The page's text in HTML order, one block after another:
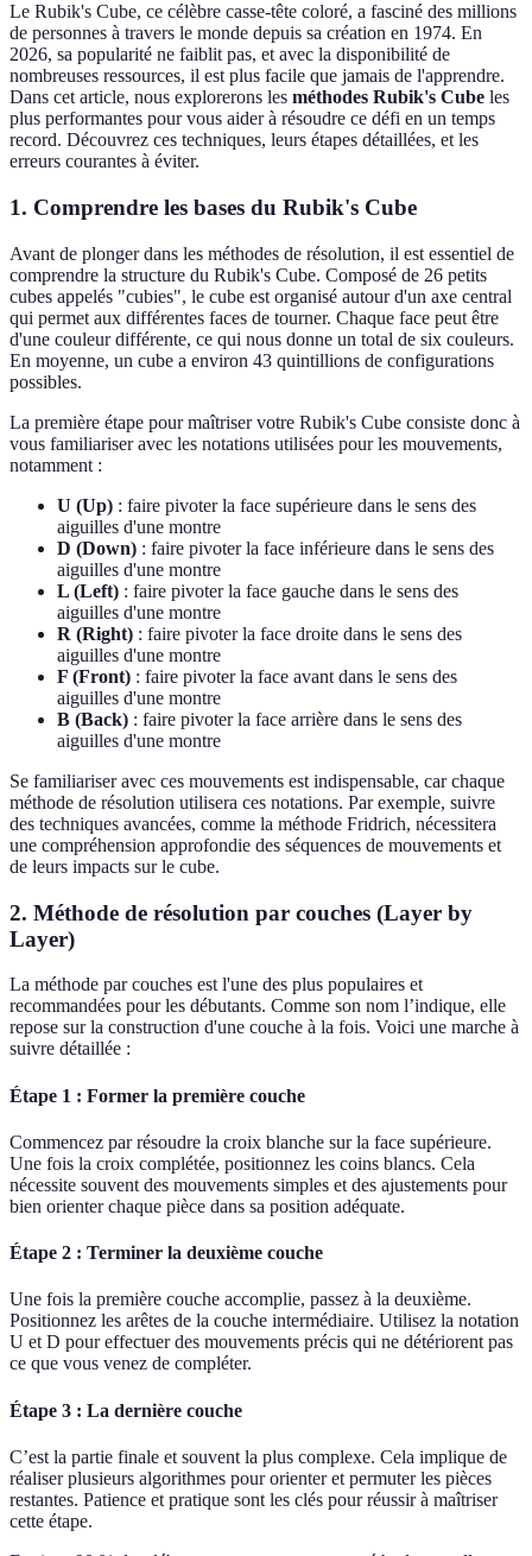
Le Rubik's Cube, ce célèbre casse-tête coloré, a fasciné des millions
de personnes à travers le monde depuis sa création en 1974. En
2026, sa popularité ne faiblit pas, et avec la disponibilité de
nombreuses ressources, il est plus facile que jamais de l'apprendre.
Dans cet article, nous explorerons les méthodes Rubik's Cube les
plus performantes pour vous aider à résoudre ce défi en un temps
record. Découvrez ces techniques, leurs étapes détaillées, et les
erreurs courantes à éviter.
1. Comprendre les bases du Rubik's Cube
Avant de plonger dans les méthodes de résolution, il est essentiel de
comprendre la structure du Rubik's Cube. Composé de 26 petits
cubes appelés "cubies", le cube est organisé autour d'un axe central
qui permet aux différentes faces de tourner. Chaque face peut être
d'une couleur différente, ce qui nous donne un total de six couleurs.
En moyenne, un cube a environ 43 quintillions de configurations
possibles.
La première étape pour maîtriser votre Rubik's Cube consiste donc à
vous familiariser avec les notations utilisées pour les mouvements,
notamment :
U (Up) : faire pivoter la face supérieure dans le sens des
aiguilles d'une montre
D (Down) : faire pivoter la face inférieure dans le sens des
aiguilles d'une montre
L (Left) : faire pivoter la face gauche dans le sens des
aiguilles d'une montre
R (Right) : faire pivoter la face droite dans le sens des
aiguilles d'une montre
F (Front) : faire pivoter la face avant dans le sens des
aiguilles d'une montre
B (Back) : faire pivoter la face arrière dans le sens des
aiguilles d'une montre
Se familiariser avec ces mouvements est indispensable, car chaque
méthode de résolution utilisera ces notations. Par exemple, suivre
des techniques avancées, comme la méthode Fridrich, nécessitera
une compréhension approfondie des séquences de mouvements et
de leurs impacts sur le cube.
2. Méthode de résolution par couches (Layer by
Layer)
La méthode par couches est l'une des plus populaires et
recommandées pour les débutants. Comme son nom l’indique, elle
repose sur la construction d'une couche à la fois. Voici une marche à
suivre détaillée :
Étape 1 : Former la première couche
Commencez par résoudre la croix blanche sur la face supérieure.
Une fois la croix complétée, positionnez les coins blancs. Cela
nécessite souvent des mouvements simples et des ajustements pour
bien orienter chaque pièce dans sa position adéquate.
Étape 2 : Terminer la deuxième couche
Une fois la première couche accomplie, passez à la deuxième.
Positionnez les arêtes de la couche intermédiaire. Utilisez la notation
U et D pour effectuer des mouvements précis qui ne détériorent pas
ce que vous venez de compléter.
Étape 3 : La dernière couche
C’est la partie finale et souvent la plus complexe. Cela implique de
réaliser plusieurs algorithmes pour orienter et permuter les pièces
restantes. Patience et pratique sont les clés pour réussir à maîtriser
cette étape.